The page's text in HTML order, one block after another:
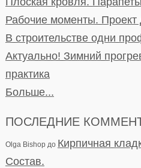
Рабочие моменты.
В строительстве одни
Актуально! Зимний
практика
Больше...
ПОСЛЕДНИЕ
Olga Bishopдо Кирпичная
Состав.